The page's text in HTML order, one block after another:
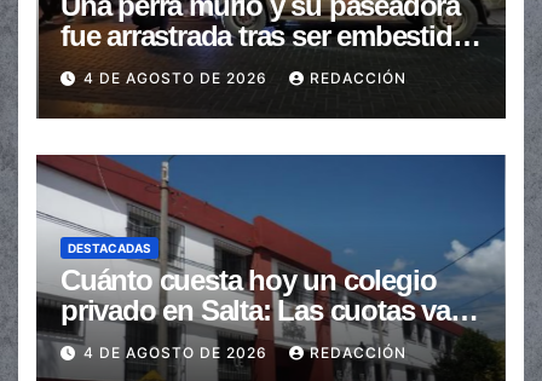
fue arrastrada tras ser embestidas
en la senda peatonal
4 DE AGOSTO DE 2026 REDACCIÓN
DESTACADAS
Cuánto cuesta hoy un colegio
privado en Salta: Las cuotas van
de $110.000 a más de $600.000
4 DE AGOSTO DE 2026 REDACCIÓN